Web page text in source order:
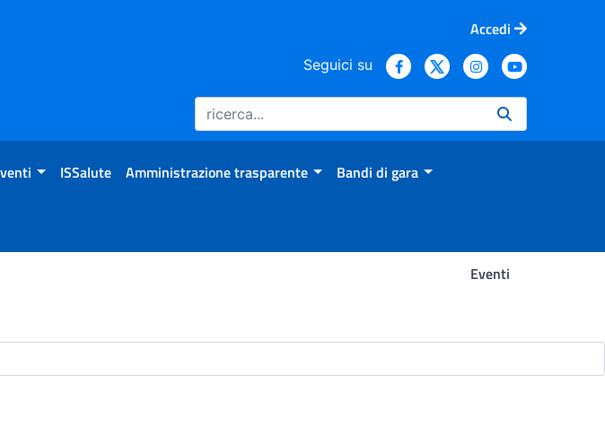
Accedi
Seguici su
ISSalute Amministrazione trasparente Bandi di gara
Eventi